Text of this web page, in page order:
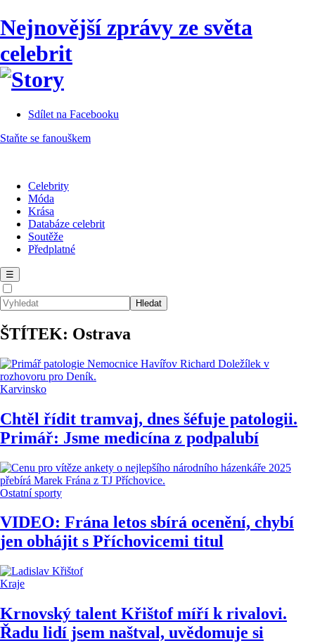
Nejnovější zprávy ze světa
celebrit
Sdílet na Facebooku
Staňte se fanouškem
Celebrity
Móda
Krása
Databáze celebrit
Soutěže
Předplatné
☰
ŠTÍTEK: Ostrava
Karvinsko
Chtěl řídit tramvaj, dnes šéfuje patologii.
Primář: Jsme medicína z podpalubí
Ostatní sporty
VIDEO: Frána letos sbírá ocenění, chybí
jen obhájit s Příchovicemi titul
Kraje
Krnovský talent Křištof míří k rivalovi.
Řadu lidí jsem naštval, uvědomuje si